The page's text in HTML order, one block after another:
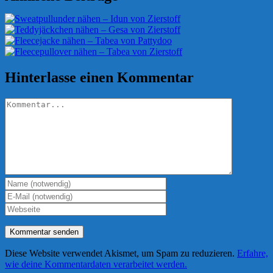
Hinterlasse einen Kommentar
Kommentar
Diese Website verwendet Akismet, um Spam zu reduzieren. Erfahre,
wie deine Kommentardaten verarbeitet werden.